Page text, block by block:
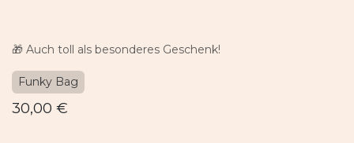
🎁 Auch toll als besonderes Geschenk!
Funky Bag
30,00 €